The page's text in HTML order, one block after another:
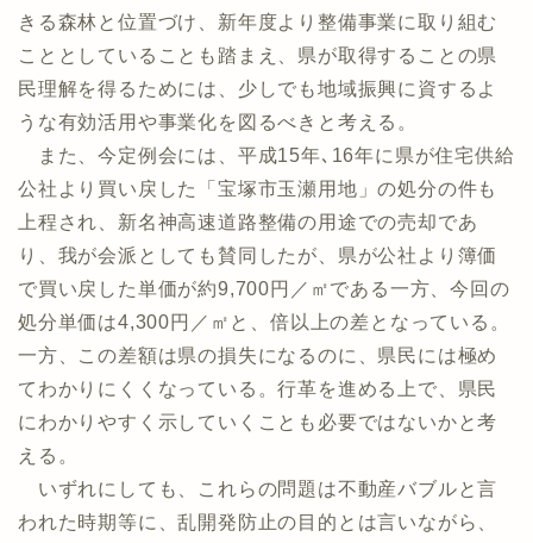
きる森林と位置づけ、新年度より整備事業に取り組む
こととしていることも踏まえ、県が取得することの県
民理解を得るためには、少しでも地域振興に資するよ
うな有効活用や事業化を図るべきと考える。
また、今定例会には、平成15年､16年に県が住宅供給
公社より買い戻した「宝塚市玉瀬用地」の処分の件も
上程され、新名神高速道路整備の用途での売却であ
り、我が会派としても賛同したが、県が公社より簿価
で買い戻した単価が約9,700円／㎡である一方、今回の
処分単価は4,300円／㎡と、倍以上の差となっている。
一方、この差額は県の損失になるのに、県民には極め
てわかりにくくなっている。行革を進める上で、県民
にわかりやすく示していくことも必要ではないかと考
える。
いずれにしても、これらの問題は不動産バブルと言
われた時期等に、乱開発防止の目的とは言いながら、